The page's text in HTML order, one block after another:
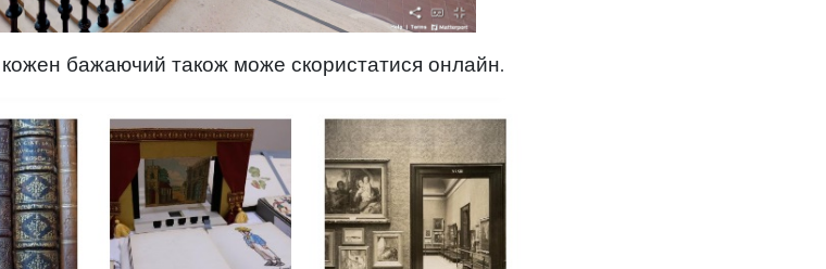
бажаючий також може скористатися онлайн.